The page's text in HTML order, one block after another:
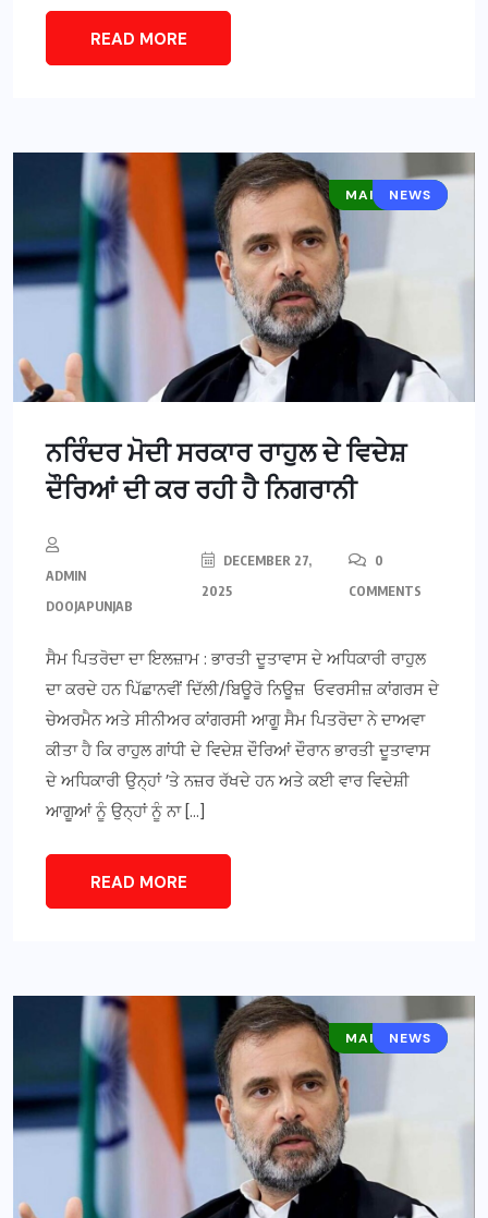
READ MORE
MAIN NEWS
NEWS
ਨਰਿੰਦਰ ਮੋਦੀ ਸਰਕਾਰ ਰਾਹੁਲ ਦੇ ਵਿਦੇਸ਼
ਦੌਰਿਆਂ ਦੀ ਕਰ ਰਹੀ ਹੈ ਨਿਗਰਾਨੀ
ADMIN
DOOJAPUNJAB
DECEMBER 27,
2025
0
COMMENTS
ਸੈਮ ਪਿਤਰੋਦਾ ਦਾ ਇਲਜ਼ਾਮ : ਭਾਰਤੀ ਦੂਤਾਵਾਸ ਦੇ ਅਧਿਕਾਰੀ ਰਾਹੁਲ
ਦਾ ਕਰਦੇ ਹਨ ਪਿੱਛਾਨਵੀਂ ਦਿੱਲੀ/ਬਿਊਰੋ ਨਿਊਜ਼ ਓਵਰਸੀਜ਼ ਕਾਂਗਰਸ ਦੇ
ਚੇਅਰਮੈਨ ਅਤੇ ਸੀਨੀਅਰ ਕਾਂਗਰਸੀ ਆਗੂ ਸੈਮ ਪਿਤਰੋਦਾ ਨੇ ਦਾਅਵਾ
ਕੀਤਾ ਹੈ ਕਿ ਰਾਹੁਲ ਗਾਂਧੀ ਦੇ ਵਿਦੇਸ਼ ਦੌਰਿਆਂ ਦੌਰਾਨ ਭਾਰਤੀ ਦੂਤਾਵਾਸ
ਦੇ ਅਧਿਕਾਰੀ ਉਨ੍ਹਾਂ ’ਤੇ ਨਜ਼ਰ ਰੱਖਦੇ ਹਨ ਅਤੇ ਕਈ ਵਾਰ ਵਿਦੇਸ਼ੀ
ਆਗੂਆਂ ਨੂੰ ਉਨ੍ਹਾਂ ਨੂੰ ਨਾ […]
READ MORE
MAIN NEWS
NEWS